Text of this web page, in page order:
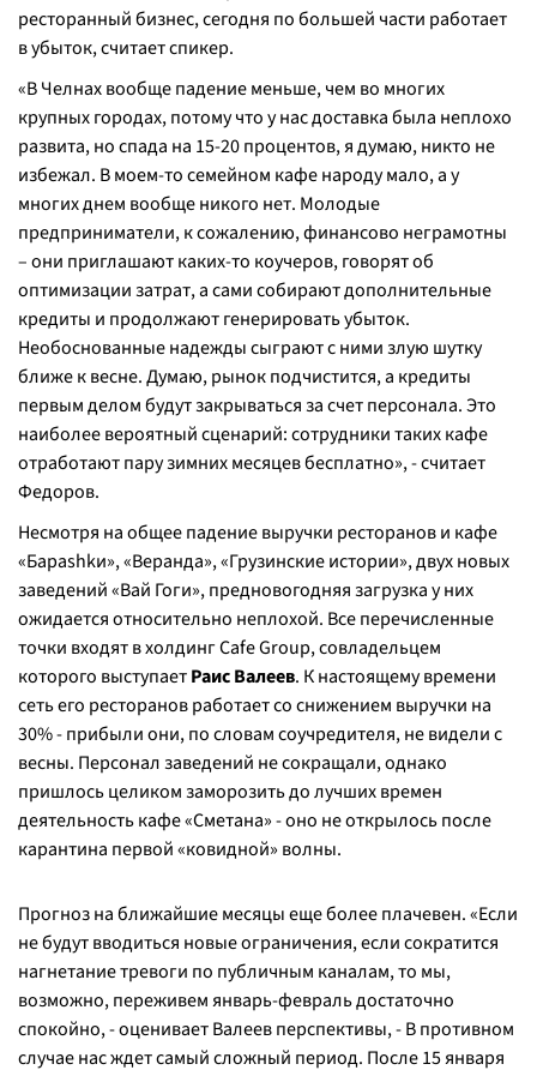
ресторанный бизнес, сегодня по большей части работает
в убыток, считает спикер.
«В Челнах вообще падение меньше, чем во многих
крупных городах, потому что у нас доставка была неплохо
развита, но спада на 15-20 процентов, я думаю, никто не
избежал. В моем-то семейном кафе народу мало, а у
многих днем вообще никого нет. Молодые
предприниматели, к сожалению, финансово неграмотны
– они приглашают каких-то коучеров, говорят об
оптимизации затрат, а сами собирают дополнительные
кредиты и продолжают генерировать убыток.
Необоснованные надежды сыграют с ними злую шутку
ближе к весне. Думаю, рынок подчистится, а кредиты
первым делом будут закрываться за счет персонала. Это
наиболее вероятный сценарий: сотрудники таких кафе
отработают пару зимних месяцев бесплатно», - считает
Федоров.
Несмотря на общее падение выручки ресторанов и кафе
«Бараshkи», «Веранда», «Грузинские истории», двух новых
заведений «Вай Гоги», предновогодняя загрузка у них
ожидается относительно неплохой. Все перечисленные
точки входят в холдинг Cafe Group, совладельцем
которого выступаетРаис Валеев. К настоящему времени
сеть его ресторанов работает со снижением выручки на
30% - прибыли они, по словам соучредителя, не видели с
весны. Персонал заведений не сокращали, однако
пришлось целиком заморозить до лучших времен
деятельность кафе «Сметана» - оно не открылось после
карантина первой «ковидной» волны.
Прогноз на ближайшие месяцы еще более плачевен. «Если
не будут вводиться новые ограничения, если сократится
нагнетание тревоги по публичным каналам, то мы,
возможно, переживем январь-февраль достаточно
спокойно, -оценивает Валеев перспективы,- В противном
случае нас ждет самый сложный период. После 15 января